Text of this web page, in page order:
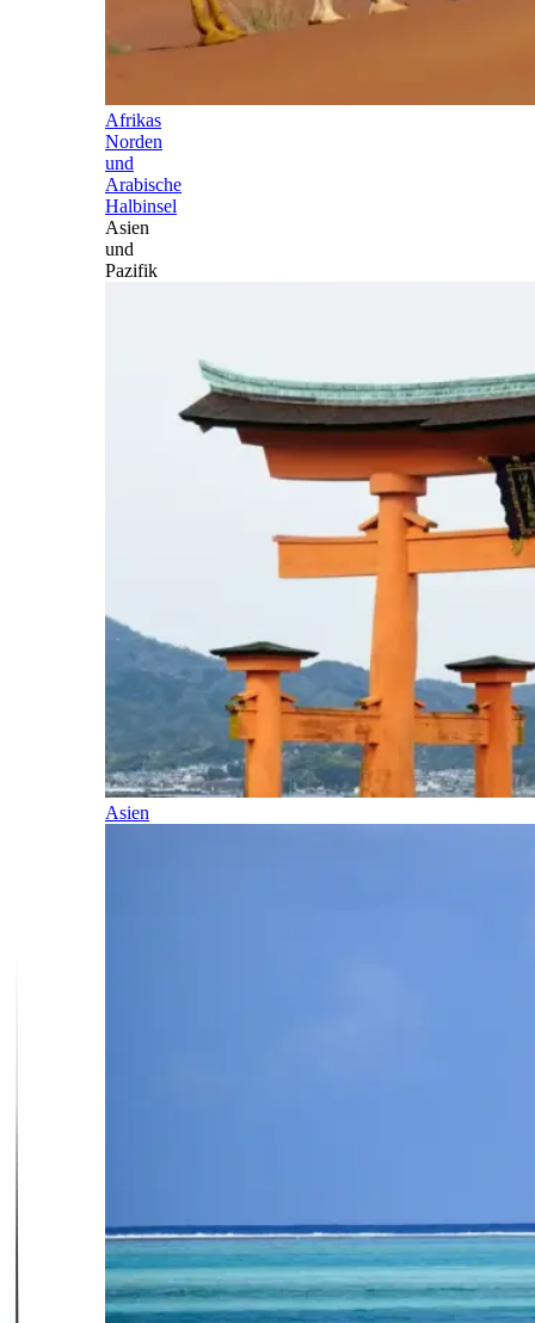
Afrikas
Norden
und
Arabische
Halbinsel
Asien
und
Pazifik
Asien